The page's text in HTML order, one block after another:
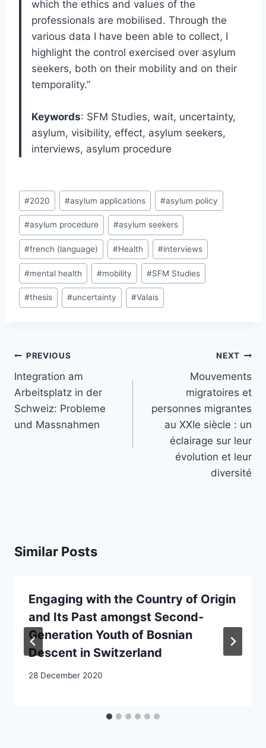
which the ethics and values of the
professionals are mobilised. Through the
various data I have been able to collect, I
highlight the control exercised over asylum
seekers, both on their mobility and on their
temporality.”
Keywords: SFM Studies, wait, uncertainty,
asylum, visibility, effect, asylum seekers,
interviews, asylum procedure
Post
Tags:
#2020 #asylum applications #asylum policy
#asylum procedure #asylum seekers
#french (language) #Health #interviews
#mental health #mobility #SFM Studies
#thesis #uncertainty #Valais
Post
navigation
PREVIOUS
Integration am
Arbeitsplatz in der
Schweiz: Probleme
und Massnahmen
NEXT
Mouvements
migratoires et
personnes migrantes
au XXIe siècle : un
éclairage sur leur
évolution et leur
diversité
Similar Posts
Engaging with the Country of Origin
and Its Past amongst Second-
Generation Youth of Bosnian
Descent in Switzerland
28 December 2020